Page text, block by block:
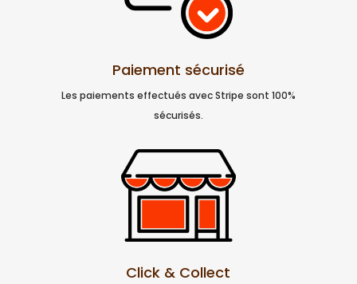
Paiement sécurisé
Les paiements effectués avec Stripe sont 100%
sécurisés.
Click & Collect